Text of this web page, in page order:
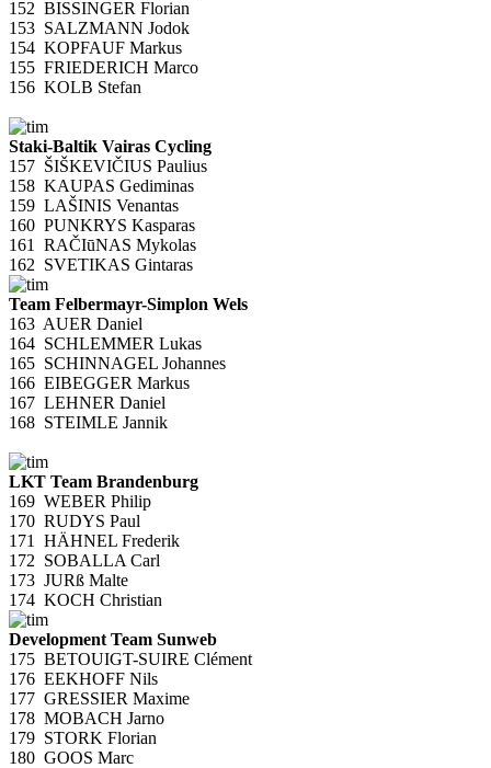
152 BISSINGER Florian
153 SALZMANN Jodok
154 KOPFAUF Markus
155 FRIEDERICH Marco
156 KOLB Stefan
Staki-Baltik Vairas Cycling
157 ŠIŠKEVIČIUS Paulius
158 KAUPAS Gediminas
159 LAŠINIS Venantas
160 PUNKRYS Kasparas
161
RAČIūNAS Mykolas
162 SVETIKAS Gintaras
Team Felbermayr-Simplon Wels
163 AUER Daniel
164 SCHLEMMER Lukas
165 SCHINNAGEL Johannes
166 EIBEGGER Markus
167 LEHNER Daniel
168 STEIMLE Jannik
LKT Team Brandenburg
169 WEBER Philip
170 RUDYS Paul
171
HÄHNEL Frederik
172 SOBALLA Carl
173 JURß Malte
174 KOCH Christian
Development Team Sunweb
175 BETOUIGT-SUIRE Clément
176 EEKHOFF Nils
177 GRESSIER Maxime
178 MOBACH Jarno
179 STORK Florian
180 GOOS Marc